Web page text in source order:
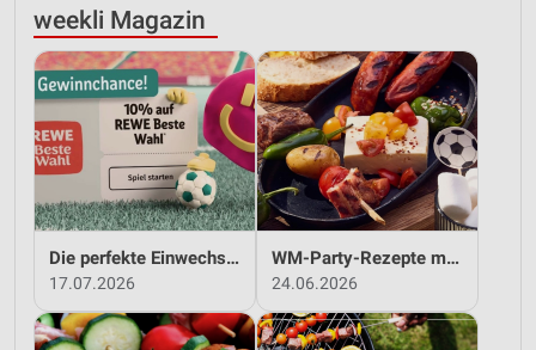
weekli Magazin
Die perfekte Einwechslung: Dein Fan-Bonus!*
17.07.2026
WM-Party-Rezepte mit REWE!
24.06.2026